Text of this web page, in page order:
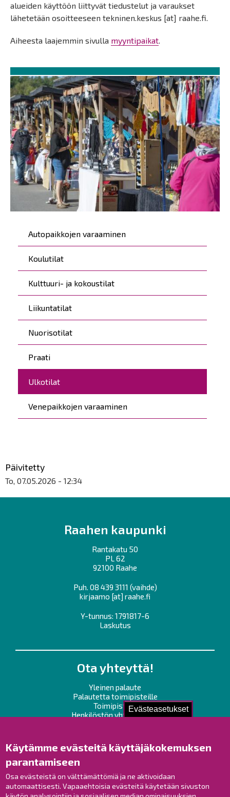
Evästeasetukset
Käytämme evästeitä käyttäjäkokemuksen
parantamiseen
Osa evästeistä on välttämättömiä ja ne aktivoidaan
automaattisesti. Vapaaehtoisia evästeitä käytetään sivuston
Päävalikko
Autopaikkojen varaaminen
Koulutilat
Kulttuuri- ja kokoustilat
Liikuntatilat
Nuorisotilat
Praati
Ulkotilat
Venepaikkojen varaaminen
alueiden käyttöön liittyvät tiedustelut ja varaukset
lähetetään osoitteeseen tekninen.keskus [at] raahe.fi.
Aiheesta laajemmin sivulla myyntipaikat.
Päivitetty
To, 07.05.2026 - 12:34
Raahen kaupunki
Rantakatu 50
PL 62
92100 Raahe
Puh. 08 439 3111 (vaihde)
kirjaamo [at] raahe.fi
Y-tunnus: 1791817-6
Laskutus
Ota yhteyttä!
Yleinen palaute
Palautetta toimipisteille
Toimipisteet
Henkilöstön yhteystiedot
Raahe Facebookissa
Raahe Instagramissa
Raahe LinkedInissä
Raahe YouTubessa